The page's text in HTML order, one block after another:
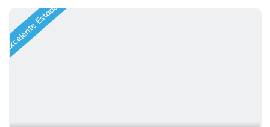
Excelente Estado